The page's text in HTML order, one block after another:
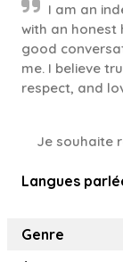
I am an
with an honest
good
me. I believe
respect, and
Je souhaite
Langues
Genre